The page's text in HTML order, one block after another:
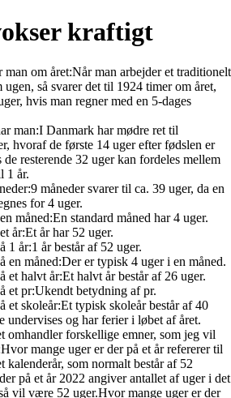
kraftigt
om året:Når man arbejder et traditionelt
så svarer det til 1924 timer om året,
hvis man regner med en 5-dages
man:I Danmark har mødre ret til
hvoraf de første 14 uger efter fødslen er
resterende 32 uger kan fordeles mellem
1 år.
måneder svarer til ca. 39 uger, da en
for 4 uger.
måned:En standard måned har 4 uger.
år:Et år har 52 uger.
1 år:1 år består af 52 uger.
en måned:Der er typisk 4 uger i en måned.
et halvt år:Et halvt år består af 26 uger.
et pr:Ukendt betydning af pr.
et skoleår:Et typisk skoleår består af 40
undervises og har ferier i løbet af året.
omhandler forskellige emner, som jeg vil
mange uger er der på et år refererer til
kalenderår, som normalt består af 52
på et år 2022 angiver antallet af uger i det
vil være 52 uger.Hvor mange uger er der